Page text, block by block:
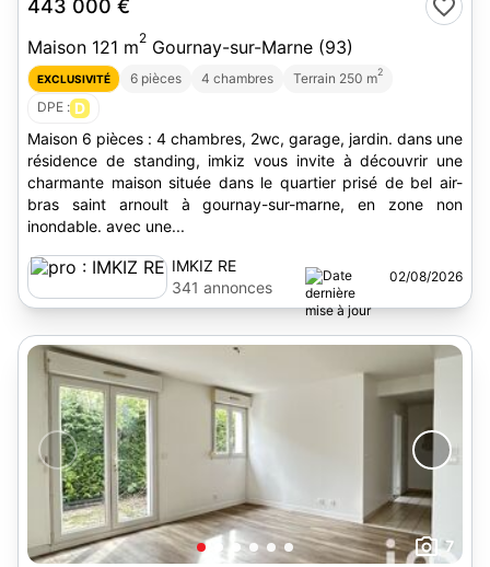
443 000 €
Maison 121 m2 Gournay-sur-Marne (93)
EXCLUSIVITÉ 6 pièces 4 chambres Terrain 250 m2
DPE : D
Maison 6 pièces : 4 chambres, 2wc, garage, jardin. dans une
résidence de standing, imkiz vous invite à découvrir une
charmante maison située dans le quartier prisé de bel air-
bras saint arnoult à gournay-sur-marne, en zone non
inondable. avec une...
IMKIZ RE
341 annonces
02/08/2026
7